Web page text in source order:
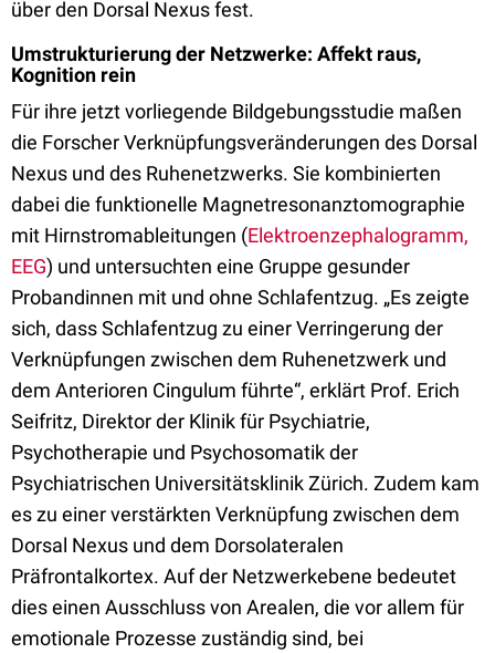
über den Dorsal Nexus fest.
Umstrukturierung der Netzwerke: Affekt raus,
Kognition rein
Für ihre jetzt vorliegende Bildgebungsstudie maßen
die Forscher Verknüpfungsveränderungen des Dorsal
Nexus und des Ruhenetzwerks. Sie kombinierten
dabei die funktionelle Magnetresonanztomographie
mit Hirnstromableitungen (Elektroenzephalogramm,
EEG) und untersuchten eine Gruppe gesunder
Probandinnen mit und ohne Schlafentzug. „Es zeigte
sich, dass Schlafentzug zu einer Verringerung der
Verknüpfungen zwischen dem Ruhenetzwerk und
dem Anterioren Cingulum führte“, erklärt Prof. Erich
Seifritz, Direktor der Klinik für Psychiatrie,
Psychotherapie und Psychosomatik der
Psychiatrischen Universitätsklinik Zürich. Zudem kam
es zu einer verstärkten Verknüpfung zwischen dem
Dorsal Nexus und dem Dorsolateralen
Präfrontalkortex. Auf der Netzwerkebene bedeutet
dies einen Ausschluss von Arealen, die vor allem für
emotionale Prozesse zuständig sind, bei